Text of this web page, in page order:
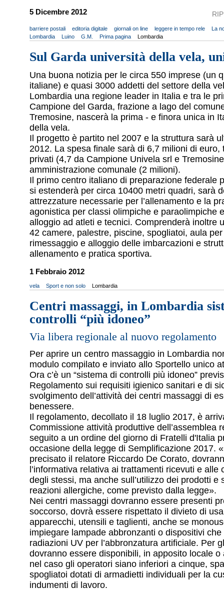
5 Dicembre 2012
barriere postali editoria digitale giornali on line leggere in tempo rele
La
Lombardia
Luino G.M. Prima pagina Lombardia
Sul Garda università della vela,
Una buona notizia per le circa 550 imprese (un
italiane) e quasi 3000 addetti del settore della
Lombardia una regione leader in Italia e tra le
Campione del Garda, frazione a lago del
Tremosine, nascerà la prima - e finora unica in
della vela.
Il progetto è partito nel 2007 e la struttura sarà
2012. La spesa finale sarà di 6,7 milioni di euro,
privati (4,7 da Campione Univela srl e
amministrazione comunale (2 milioni).
Il primo centro italiano di preparazione federale
si estenderà per circa 10400 metri quadri, sarà
attrezzature necessarie per l’allenamento e la
agonistica per classi olimpiche e paraolimpiche
alloggio ad atleti e tecnici. Comprenderà inoltre
42 camere, palestre, piscine, spogliatoi, aula
rimessaggio e alloggio delle imbarcazioni e
allenamento e pratica sportiva.
1 Febbraio 2012
vela Sport e non solo Lombardia
Centri massaggi, in Lombardia
controlli “più idoneo”
Via libera regionale al nuovo regolamento
Per aprire un centro massaggio in Lombardia
modulo compilato e inviato allo Sportello unico
Ora c’è un “sistema di controlli più idoneo”
Regolamento sui requisiti igienico sanitari e di
svolgimento dell’attività dei centri massaggi di
benessere.
Il regolamento, decollato il 18 luglio 2017, è
Commissione attività produttive dell’assemblea
seguito a un ordine del giorno di Fratelli d'Italia
occasione della legge di Semplificazione 2017.
precisato il relatore Riccardo De Corato,
l’informativa relativa ai trattamenti ricevuti e alle
degli stessi, ma anche sull’utilizzo dei prodotti e
reazioni allergiche, come previsto dalla legge».
Nei centri massaggi dovranno essere presenti
soccorso, dovrà essere rispettato il divieto di
apparecchi, utensili e taglienti, anche se
impiegare lampade abbronzanti o dispositivi
radiazioni UV per l’abbronzatura artificiale. Per
dovranno essere disponibili, in apposito locale o
nel caso gli operatori siano inferiori a cinque,
spogliatoi dotati di armadietti individuali per la
indumenti di lavoro.